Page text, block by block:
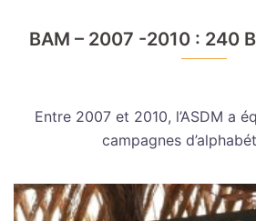
BAM – 2007 -2010 : 240
Entre 2007 et 2010, l’ASDM a
campagnes